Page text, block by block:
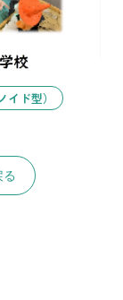
ド型）